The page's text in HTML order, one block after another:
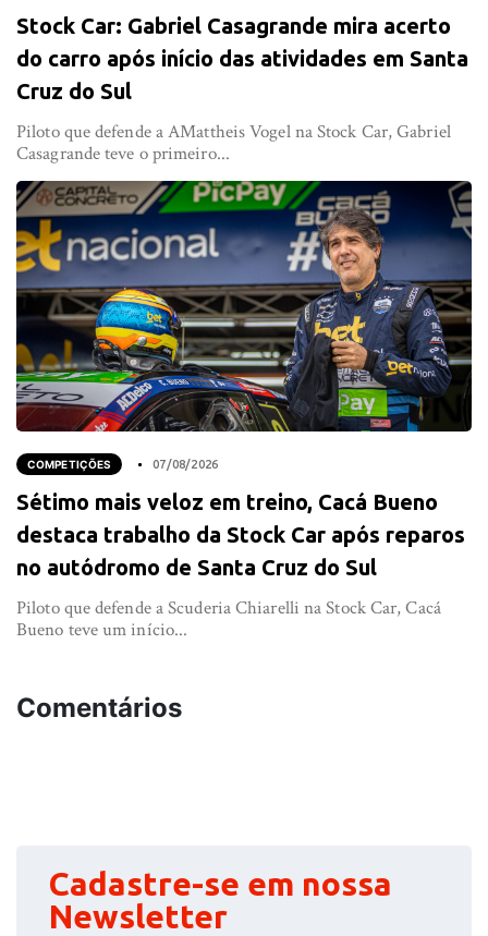
Stock Car: Gabriel Casagrande mira acerto
do carro após início das atividades em Santa
Cruz do Sul
Piloto que defende a AMattheis Vogel na Stock Car, Gabriel
Casagrande teve o primeiro...
COMPETIÇÕES 07/08/2026
Sétimo mais veloz em treino, Cacá Bueno
destaca trabalho da Stock Car após reparos
no autódromo de Santa Cruz do Sul
Piloto que defende a Scuderia Chiarelli na Stock Car, Cacá
Bueno teve um início...
Comentários
Cadastre-se em nossa
Newsletter